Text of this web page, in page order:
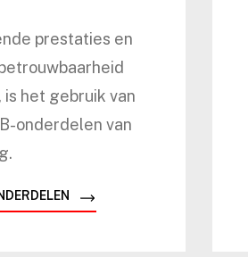
prestaties en
het gebruik van
onderdelen van